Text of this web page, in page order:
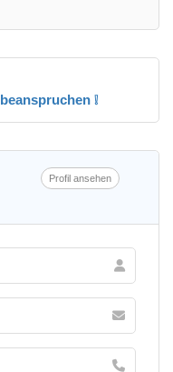
❕
Profil ansehen